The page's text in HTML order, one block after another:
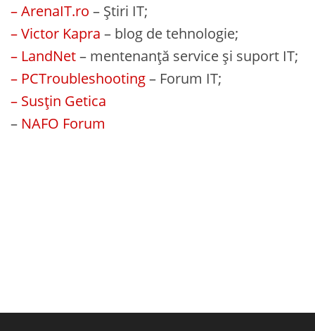
– ArenaIT.ro – Știri IT;
– Victor Kapra – blog de tehnologie;
– LandNet– mentenanță service și suport IT;
– PCTroubleshooting– Forum IT;
– Susțin Getica
– NAFO Forum